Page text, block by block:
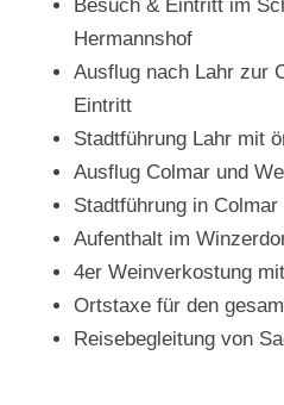
Besuch & Eintritt im
Hermannshof
Ausflug nach Lahr zur
Eintritt
Stadtführung Lahr mit
Ausflug Colmar und
Stadtführung in
Aufenthalt im
4er Weinverkostung
Ortstaxe für den
Reisebegleitung von